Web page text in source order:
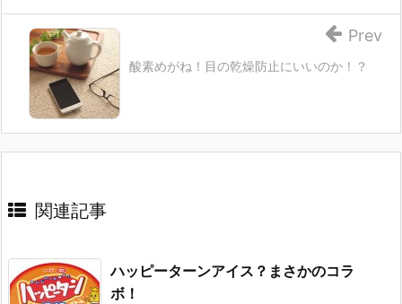
酸素めがね！目の乾燥防止にいいのか！？
Prev
関連記事
ハッピーターンアイス？まさかのコラ
ボ！